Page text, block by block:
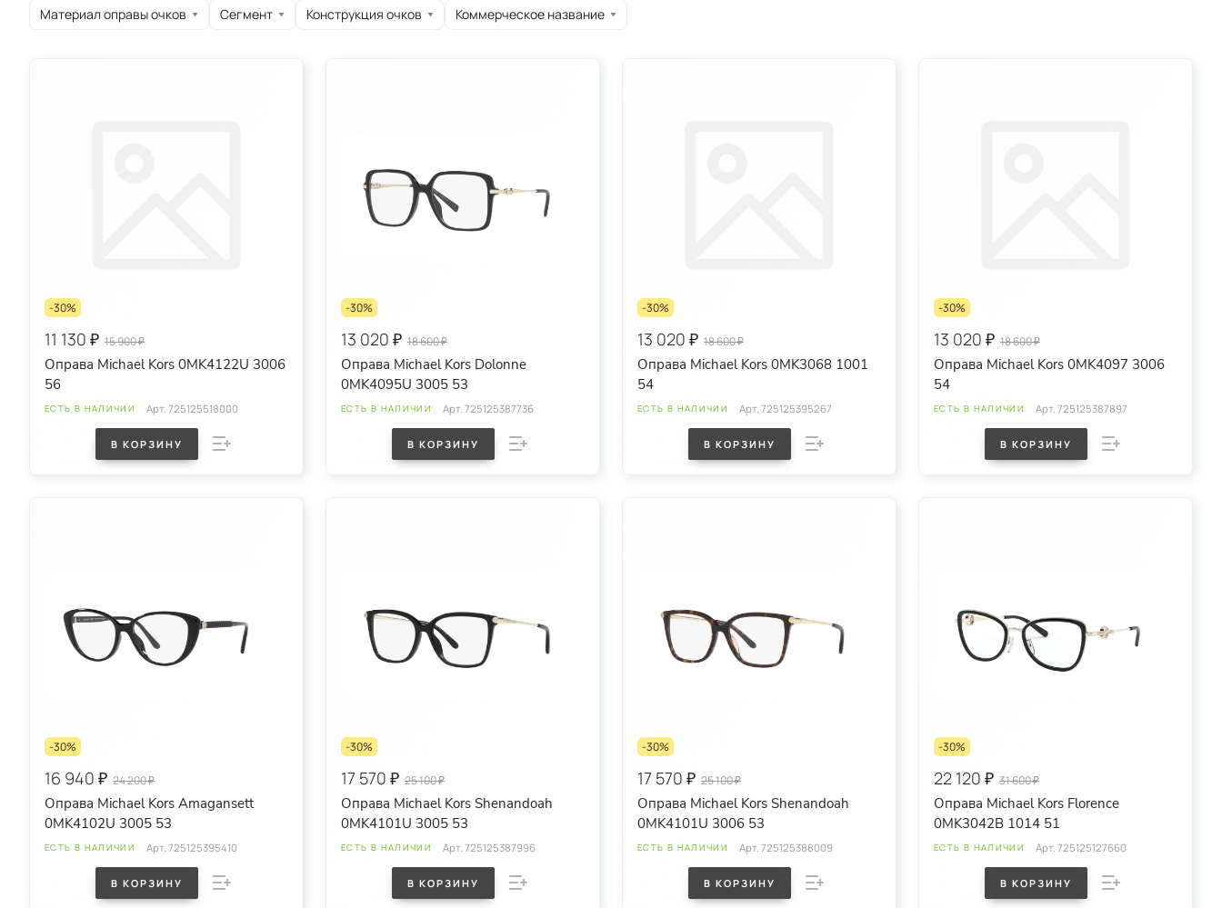
круглые
Материал оправы очков Сегмент Конструкция очков Коммерческое название
-30%
11 130 ₽ 15 900 ₽
Оправа Michael Kors 0MK4122U 3006
56
ЕСТЬ В НАЛИЧИИ Арт.725125518000
В КОРЗИНУ
-30%
13 020 ₽ 18 600 ₽
Оправа Michael Kors Dolonne
0MK4095U 3005 53
ЕСТЬ В НАЛИЧИИ Арт.725125387736
В КОРЗИНУ
-30%
13 020 ₽ 18 600 ₽
Оправа Michael Kors 0MK3068 1001
54
ЕСТЬ В НАЛИЧИИ Арт.725125395267
В КОРЗИНУ
-30%
13 020 ₽ 18 600 ₽
Оправа Michael Kors 0MK4097 3006
54
ЕСТЬ В НАЛИЧИИ Арт.725125387897
В КОРЗИНУ
-30%
16 940 ₽ 24 200 ₽
Оправа Michael Kors Amagansett
0MK4102U 3005 53
ЕСТЬ В НАЛИЧИИ Арт.725125395410
В КОРЗИНУ
-30%
17 570 ₽ 25 100 ₽
Оправа Michael Kors Shenandoah
0MK4101U 3005 53
ЕСТЬ В НАЛИЧИИ Арт.725125387996
В КОРЗИНУ
-30%
17 570 ₽ 25 100 ₽
Оправа Michael Kors Shenandoah
0MK4101U 3006 53
ЕСТЬ В НАЛИЧИИ Арт.725125388009
В КОРЗИНУ
-30%
22 120 ₽ 31 600 ₽
Оправа Michael Kors Florence
0MK3042B 1014 51
ЕСТЬ В НАЛИЧИИ Арт.725125127660
В КОРЗИНУ